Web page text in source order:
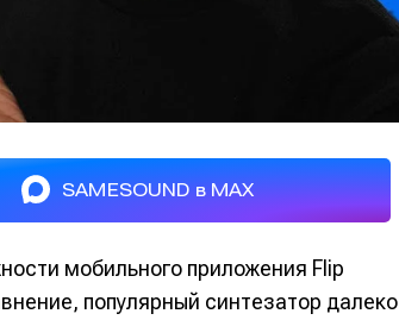
SAMESOUND в MAX
мобильного приложения Flip
популярный синтезатор далеко